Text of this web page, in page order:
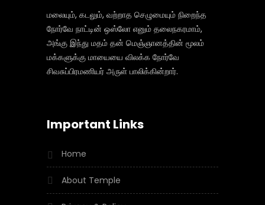
மலையும், கடலும், வற்றாத செழுமையும் நிறைந்த
நோர்வே நாட்டின் ஒஸ்லோ எனும் தலைநகரமாம்,
அங்கு இந்து மதம் தன் மெஞ்ஞானத்தின் மூலம்
மக்களுக்கு மாயையை விலக்க நோர்வே
சிவசுப்பிரமணியர் அருள் பாலிக்கின்றார்.
Important Links
Home
About Temple